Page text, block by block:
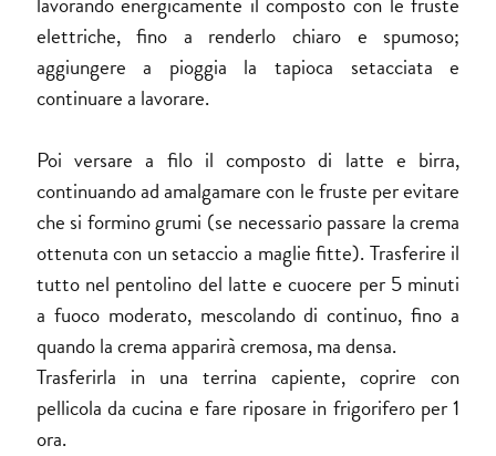
elettriche, fino a renderlo chiaro e spumoso;
aggiungere a pioggia la tapioca setacciata e
continuare a lavorare.
Poi versare a filo il composto di latte e birra,
continuando ad amalgamare con le fruste per evitare
che si formino grumi (se necessario passare la crema
ottenuta con un setaccio a maglie fitte). Trasferire il
tutto nel pentolino del latte e cuocere per 5 minuti
a fuoco moderato, mescolando di continuo, fino a
quando la crema apparirà cremosa, ma densa.
Trasferirla in una terrina capiente, coprire con
pellicola da cucina e fare riposare in frigorifero per 1
ora.